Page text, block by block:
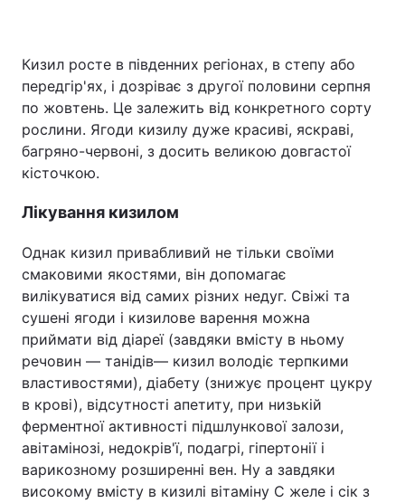
Головна Війна
Україна Політика
Зброя Інциденти
Здоров'я Туризм
Цікавинки Погода
Екологія Регіони
Лонгріди
Кизил росте в південних регіонах, в степу або
передгір'ях, і дозріває з другої половини серпня
по жовтень. Це залежить від конкретного сорту
рослини. Ягоди кизилу дуже красиві, яскраві,
багряно-червоні, з досить великою довгастої
кісточкою.
Лікування кизилом
Однак кизил привабливий не тільки своїми
смаковими якостями, він допомагає
вилікуватися від самих різних недуг. Свіжі та
сушені ягоди і кизилове варення можна
приймати від діареї (завдяки вмісту в ньому
речовин — танідів— кизил володіє терпкими
властивостями), діабету (знижує процент цукру
в крові), відсутності апетиту, при низькій
ферментної активності підшлункової залози,
авітамінозі, недокрів'ї, подагрі, гіпертонії і
варикозному розширенні вен. Ну а завдяки
високому вмісту в кизилі вітаміну С желе і сік з